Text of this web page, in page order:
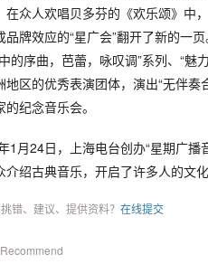
在众人欢唱贝多芬的《欢乐颂》中
品牌效应的“星广会”翻开了新的一
的序曲，芭蕾，咏叹调”系列、“
地区的优秀表演团体，演出“无伴
的纪念音乐会。
1月24日，上海电台创办“星期广播
介绍古典音乐，开启了许多人的文化
错、建议、提供资料？ 在线提交
Recommend